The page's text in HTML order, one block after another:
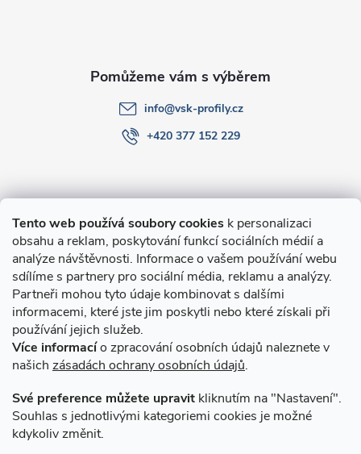
Tento web používá soubory cookies k personalizaci
obsahu a reklam, poskytování funkcí sociálních médií a
analýze návštěvnosti. Informace o vašem používání webu
sdílíme s partnery pro sociální média, reklamu a analýzy.
Partneři mohou tyto údaje kombinovat s dalšími
informacemi, které jste jim poskytli nebo které získali při
používání jejich služeb.
Více informacío zpracování osobních údajů naleznete v
našich zásadách ochrany osobních údajů.
Své preference můžete upravit kliknutím na "Nastavení".
Souhlas s jednotlivými kategoriemi cookies je možné
kdykoliv změnit.
O nákupu
Novinky v programu Alusic
Archiv
info@vsk-profily.cz
+420 377 152 229
Způsoby dopravy